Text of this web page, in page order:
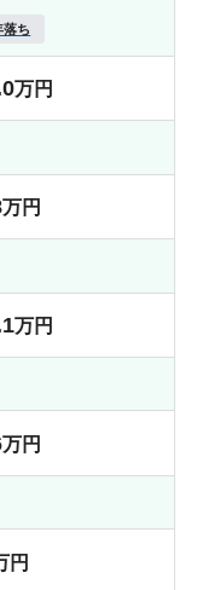
落ち
万円
万円
万円
万円
円